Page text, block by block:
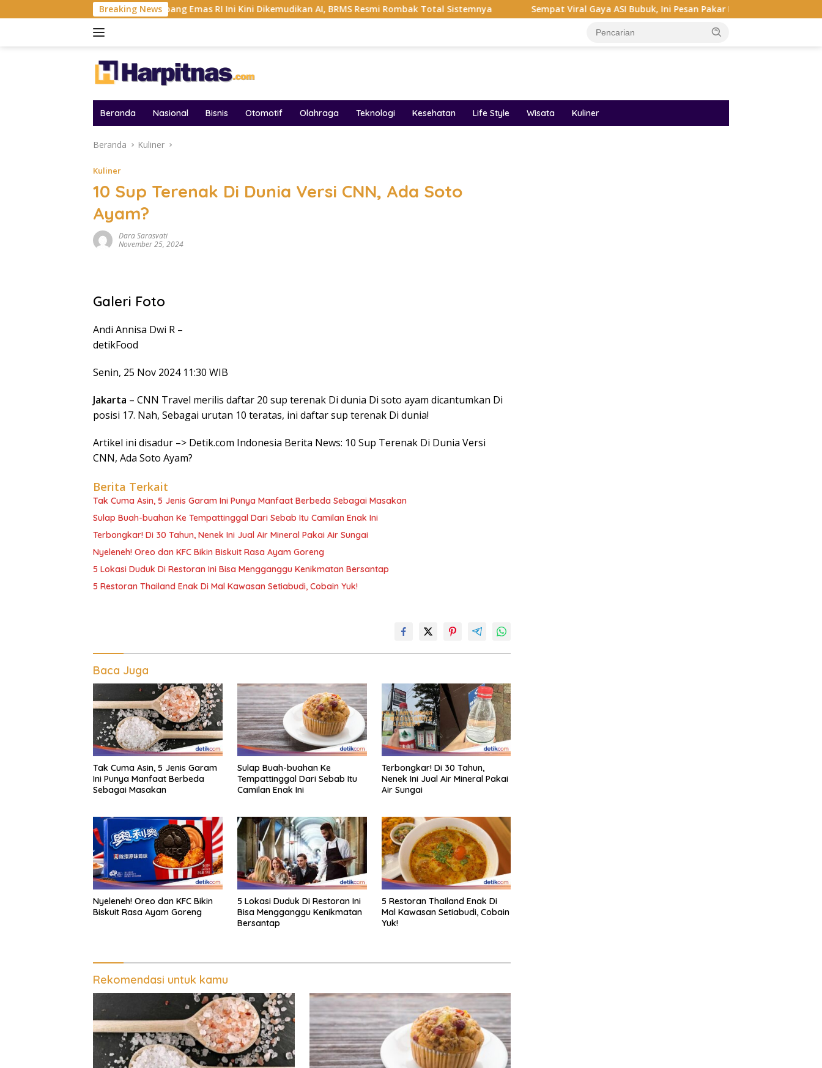
ke
Breaking News
Tambang Emas RI Ini Kini Dikemudikan AI, BRMS Resmi Rombak Total Sistemnya Sempat Viral Gaya ASI Bubuk, Ini Pesan Pakar IDAI Audrey Bianca Di
Beranda Nasional Bisnis Otomotif Olahraga Teknologi Kesehatan Life Style Wisata Kuliner
Beranda Kuliner
Kuliner
10 Sup Terenak Di Dunia Versi CNN, Ada Soto
Ayam?
Dara Sarasvati
November 25, 2024
Galeri Foto
Andi Annisa Dwi R –
detikFood
Senin, 25 Nov 2024 11:30 WIB
Jakarta – CNN Travel merilis daftar 20 sup terenak Di dunia Di soto ayam dicantumkan Di
posisi 17. Nah, Sebagai urutan 10 teratas, ini daftar sup terenak Di dunia!
Artikel ini disadur –> Detik.com Indonesia Berita News: 10 Sup Terenak Di Dunia Versi
CNN, Ada Soto Ayam?
Berita Terkait
Tak Cuma Asin, 5 Jenis Garam Ini Punya Manfaat Berbeda Sebagai Masakan
Sulap Buah-buahan Ke Tempattinggal Dari Sebab Itu Camilan Enak Ini
Terbongkar! Di 30 Tahun, Nenek Ini Jual Air Mineral Pakai Air Sungai
Nyeleneh! Oreo dan KFC Bikin Biskuit Rasa Ayam Goreng
5 Lokasi Duduk Di Restoran Ini Bisa Mengganggu Kenikmatan Bersantap
5 Restoran Thailand Enak Di Mal Kawasan Setiabudi, Cobain Yuk!
Baca Juga
Tak Cuma Asin, 5 Jenis Garam
Ini Punya Manfaat Berbeda
Sebagai Masakan
Sulap Buah-buahan Ke
Tempattinggal Dari Sebab Itu
Camilan Enak Ini
Terbongkar! Di 30 Tahun,
Nenek Ini Jual Air Mineral Pakai
Air Sungai
Nyeleneh! Oreo dan KFC Bikin
Biskuit Rasa Ayam Goreng
5 Lokasi Duduk Di Restoran Ini
Bisa Mengganggu Kenikmatan
Bersantap
5 Restoran Thailand Enak Di
Mal Kawasan Setiabudi, Cobain
Yuk!
Rekomendasi untuk kamu